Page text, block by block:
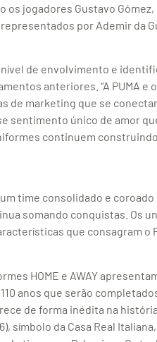
jogadores Gustavo Gómez,
por Ademir da
de envolvimento e
anteriores. “A PUMA e
de marketing que se
sentimento único de amor
continuem
time consolidado e
somando conquistas. Os
que consagram o
HOME e AWAY
anos que serão
de forma inédita na
símbolo da Casa Real Italiana,